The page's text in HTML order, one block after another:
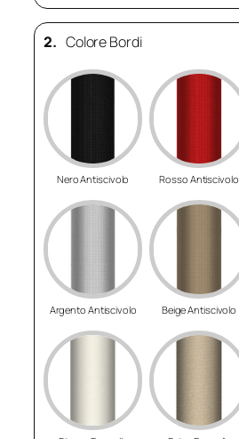
2. Colore Bordi
Nero Antiscivolo Rosso Antiscivolo
Argento Antiscivolo Beige Antiscivolo